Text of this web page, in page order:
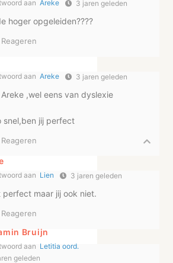
aanAreke 3 jaren geleden
hoger opgeleiden????
Reageren
aanAreke 3 jaren geleden
,wel eens van dyslexie
snel,ben jij perfect
Reageren
aan Lien 3 jaren geleden
perfect maar jij ook niet.
Reageren
Bruijn
aan Letitia oord.
geleden